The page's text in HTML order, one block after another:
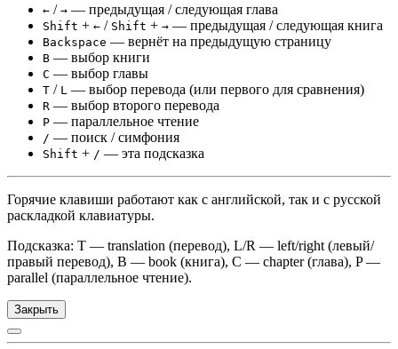
← / → — предыдущая / следующая глава
Shift + ← / Shift + → — предыдущая / следующая книга
Backspace — вернёт на предыдущую страницу
B — выбор книги
C — выбор главы
T / L — выбор перевода (или первого для сравнения)
R — выбор второго перевода
P — параллельное чтение
/ — поиск / симфония
Shift + / — эта подсказка
Горячие клавиши работают как с английской, так и с русской
раскладкой клавиатуры.
Подсказка: T — translation (перевод), L/R — left/right (левый/
правый перевод), B — book (книга), C — chapter (глава), P —
parallel (параллельное чтение).
Закрыть